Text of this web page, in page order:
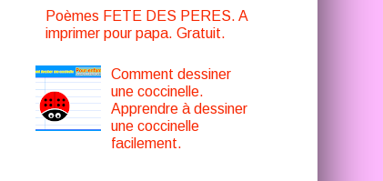
Poèmes FETE DES PERES. A
imprimer pour papa. Gratuit.
Comment dessiner
une coccinelle.
Apprendre à dessiner
une coccinelle
facilement.